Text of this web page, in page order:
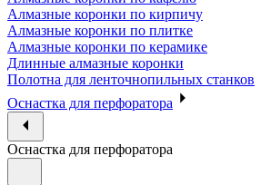
Алмазные коронки по кирпичу
Алмазные коронки по плитке
Алмазные коронки по керамике
Длинные алмазные коронки
Полотна для ленточнопильных станков
Оснастка для перфоратора
Оснастка для перфоратора